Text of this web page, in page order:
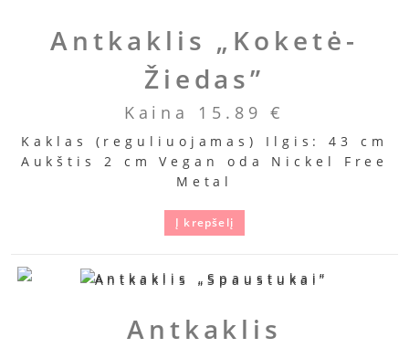
Antkaklis „Koketė-
Žiedas”
Kaina 15.89€
Kaklas (reguliuojamas) Ilgis: 43 cm
Aukštis 2 cm Vegan oda Nickel Free
Metal
Į krepšelį
Antkaklis